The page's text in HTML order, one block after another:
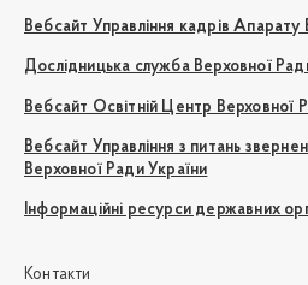
Вебсайт Управління кадрів Апарату
Дослідницька служба Верховної
Вебсайт Освітній Центр Верховної
Вебсайт Управління з питань
Верховної Ради України
Інформаційні ресурси державних
Контакти